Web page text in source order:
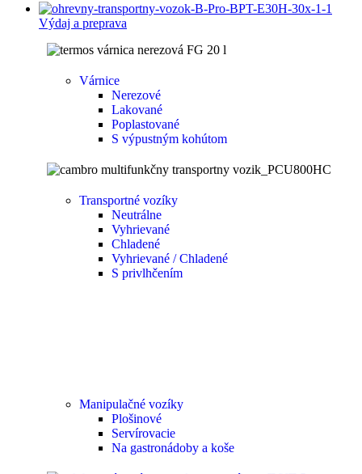
Výdaj a preprava
Várnice
Nerezové
Lakované
Poplastované
S výpustným kohútom
Transportné vozíky
Neutrálne
Vyhrievané
Chladené
Vyhrievané / Chladené
S privlhčením
Manipulačné vozíky
Plošinové
Servírovacie
Na gastronádoby a koše